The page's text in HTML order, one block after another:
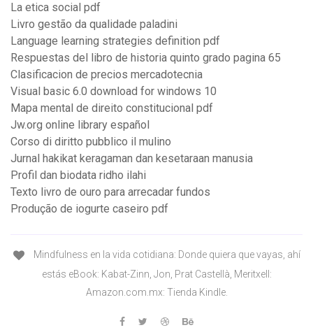
La etica social pdf
Livro gestão da qualidade paladini
Language learning strategies definition pdf
Respuestas del libro de historia quinto grado pagina 65
Clasificacion de precios mercadotecnia
Visual basic 6.0 download for windows 10
Mapa mental de direito constitucional pdf
Jw.org online library español
Corso di diritto pubblico il mulino
Jurnal hakikat keragaman dan kesetaraan manusia
Profil dan biodata ridho ilahi
Texto livro de ouro para arrecadar fundos
Produção de iogurte caseiro pdf
Mindfulness en la vida cotidiana: Donde quiera que vayas, ahí
estás eBook: Kabat-Zinn, Jon, Prat Castellà, Meritxell:
Amazon.com.mx: Tienda Kindle.